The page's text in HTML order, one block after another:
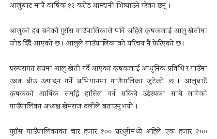
आलुबाट मात्रै वार्षिक १२ करोड आम्दानी भित्र्याउने गरेका छन् ।
आलुको हब बनेको गुराँस गाउँपालिकाले पनि अहिले कृषकलाई आलु खेतीमा
जोड दिँदै आएको छ । आलुले गाउँपालिकाको परिचय नै फेरिएको छ ।
परम्परागत रूपमा आलु खेती गर्दै आएका कृषकलाई आधुनिक प्रविधि र गाउँमा
उन्नत बीउ उत्पादन गर्ने अभियानमा गाउँपालिका जुटेको छ । आलुबाटै
कृषकको आर्थिक समृद्धि हासिल गर्न सकिने उद्देश्यका साथै लागेको
गाउँपालिका अध्यक्ष खेमराज वलीले बताउनुभयो ।
गुराँस गाउँपालिकाका चार हजार १०० घरधुरीमध्ये अहिले एक हजार २००